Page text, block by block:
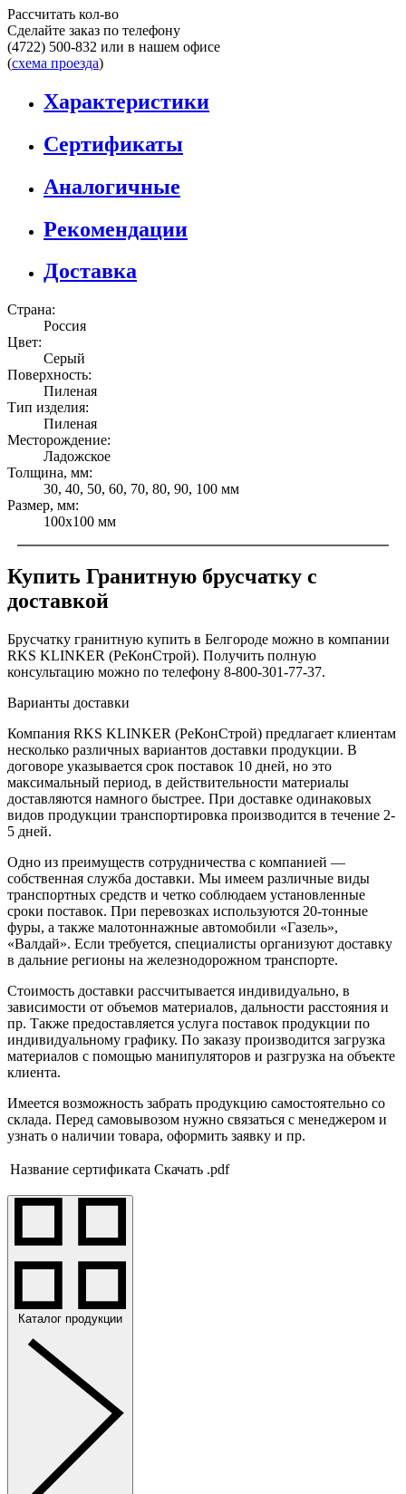
Рассчитать кол-во
Сделайте заказ по телефону
(4722) 500-832 или в нашем офисе
(схема проезда)
Характеристики
Сертификаты
Аналогичные
Рекомендации
Доставка
Страна:
Россия
Цвет:
Серый
Поверхность:
Пиленая
Тип изделия:
Пиленая
Месторождение:
Ладожское
Толщина, мм:
30, 40, 50, 60, 70, 80, 90, 100 мм
Размер, мм:
100x100 мм
Купить Гранитную брусчатку c
доставкой
Брусчатку гранитную купить в Белгороде можно в компании
RKS KLINKER (РеКонСтрой). Получить полную
консультацию можно по телефону 8-800-301-77-37.
Варианты доставки
Компания RKS KLINKER (РеКонСтрой) предлагает клиентам
несколько различных вариантов доставки продукции. В
договоре указывается срок поставок 10 дней, но это
максимальный период, в действительности материалы
доставляются намного быстрее. При доставке одинаковых
видов продукции транспортировка производится в течение 2-
5 дней.
Одно из преимуществ сотрудничества с компанией —
собственная служба доставки. Мы имеем различные виды
транспортных средств и четко соблюдаем установленные
сроки поставок. При перевозках используются 20-тонные
фуры, а также малотоннажные автомобили «Газель»,
«Валдай». Если требуется, специалисты организуют доставку
в дальние регионы на железнодорожном транспорте.
Стоимость доставки рассчитывается индивидуально, в
зависимости от объемов материалов, дальности расстояния и
пр. Также предоставляется услуга поставок продукции по
индивидуальному графику. По заказу производится загрузка
материалов с помощью манипуляторов и разгрузка на объекте
клиента.
Имеется возможность забрать продукцию самостоятельно со
склада. Перед самовывозом нужно связаться с менеджером и
узнать о наличии товара, оформить заявку и пр.
Название сертификата Скачать .pdf
Каталог продукции